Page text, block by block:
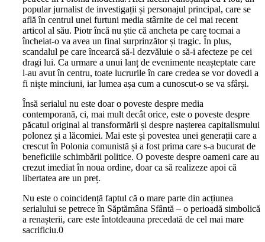
popular jurnalist de investigații și personajul principal, care se
află în centrul unei furtuni media stârnite de cel mai recent
articol al său. Piotr încă nu știe că ancheta pe care tocmai a
încheiat-o va avea un final surprinzător și tragic. În plus,
scandalul pe care încearcă să-l dezvăluie o să-i afecteze pe cei
dragi lui. Ca urmare a unui lanț de evenimente neașteptate care
l-au avut în centru, toate lucrurile în care credea se vor dovedi a
fi niște minciuni, iar lumea așa cum a cunoscut-o se va sfârși.
Însă serialul nu este doar o poveste despre media
contemporană, ci, mai mult decât orice, este o poveste despre
păcatul original al transformării și despre nașterea capitalismului
polonez și a lăcomiei. Mai este și povestea unei generații care a
crescut în Polonia comunistă și a fost prima care s-a bucurat de
beneficiile schimbării politice. O poveste despre oameni care au
crezut imediat în noua ordine, doar ca să realizeze apoi că
libertatea are un preț.
Nu este o coincidență faptul că o mare parte din acțiunea
serialului se petrece în Săptămâna Sfântă – o perioadă simbolică
a renașterii, care este întotdeauna precedată de cel mai mare
sacrificiu.0